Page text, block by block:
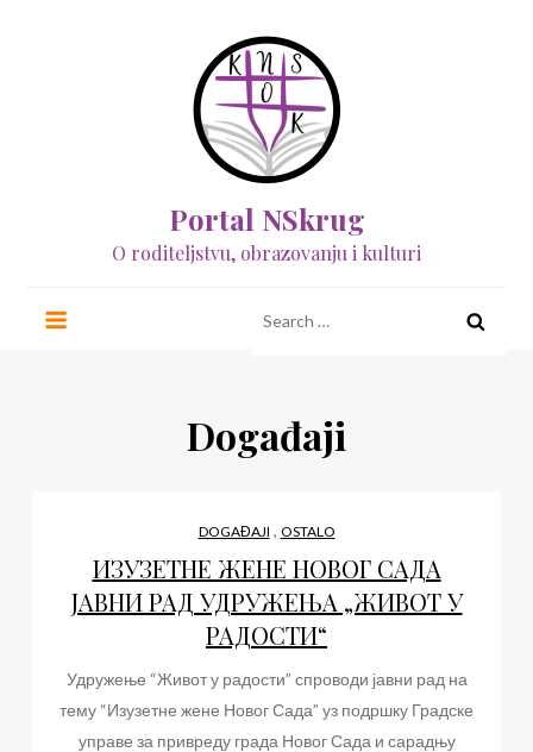
Portal NSkrug
O roditeljstvu, obrazovanju i kulturi
for:
Događaji
DOGAĐAJI , OSTALO
ИЗУЗЕТНЕ ЖЕНЕ НОВОГ САДА
ЈАВНИ РАД УДРУЖЕЊА „ЖИВОТ У
РАДОСТИ“
Удружење “Живот у радости” спроводи јавни рад на
тему “Изузетне жене Новог Сада” уз подршку Градске
управе за привреду града Новог Сада и сарадњу